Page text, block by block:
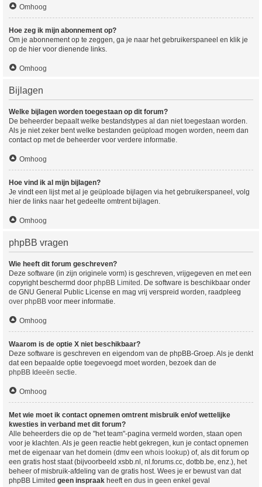
Omhoog
Hoe zeg ik mijn abonnement op?
Om je abonnement op te zeggen, ga je naar het gebruikerspaneel en klik je
op de hier voor dienende links.
Omhoog
Bijlagen
Welke bijlagen worden toegestaan op dit forum?
De beheerder bepaalt welke bestandstypes al dan niet toegestaan worden.
Als je niet zeker bent welke bestanden geüpload mogen worden, neem dan
contact op met de beheerder voor verdere informatie.
Omhoog
Hoe vind ik al mijn bijlagen?
Je vindt een lijst met al je geüploade bijlagen via het gebruikerspaneel, volg
hier de links naar het gedeelte omtrent bijlagen.
Omhoog
phpBB vragen
Wie heeft dit forum geschreven?
Deze software (in zijn originele vorm) is geschreven, vrijgegeven en met een
copyright beschermd door phpBB Limited . De software is beschikbaar onder
de GNU General Public License en mag vrij verspreid worden, raadpleeg
over phpBB voor meer informatie.
Omhoog
Waarom is de optie X niet beschikbaar?
Deze software is geschreven en eigendom van de phpBB-Groep. Als je denkt
dat een bepaalde optie toegevoegd moet worden, bezoek dan de
phpBB Ideeën sectie.
Omhoog
Met wie moet ik contact opnemen omtrent misbruik en/of wettelijke
kwesties in verband met dit forum?
Alle beheerders die op de "het team"-pagina vermeld worden, staan open
voor je klachten. Als je geen reactie hebt gekregen, kun je contact opnemen
met de eigenaar van het domein (dmv een whois lookup) of, als dit forum op
een gratis host staat (bijvoorbeeld xsbb.nl, nl.forums.cc, dotbb.be, enz.), het
beheer of misbruik-afdeling van de gratis host. Wees je er bewust van dat
phpBB Limited geen inspraak heeft en dus in geen enkel geval